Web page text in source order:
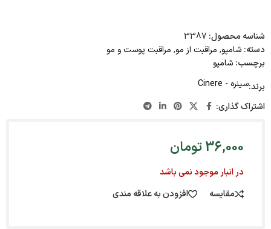
شناسه محصول: 3387
دسته: شامپو, مراقبت از مو, مراقبت پوست و مو
برچسب: شامپو
برند:سینره - Cinere
اشتراک گذاری:
36,000تومان
در انبار موجود نمی باشد
مقایسه
افزودن به علاقه مندی